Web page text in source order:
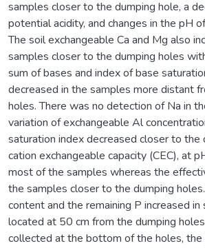
samples closer to the dumping hole, a
potential acidity, and changes in the pH
The soil exchangeable Ca and Mg also
samples closer to the dumping holes
sum of bases and index of base
decreased in the samples more distant
holes. There was no detection of Na in
variation of exchangeable Al
saturation index decreased closer to the
cation exchangeable capacity (CEC), at
most of the samples whereas the
the samples closer to the dumping
content and the remaining P increased
located at 50 cm from the dumping
collected at the bottom of the holes, the